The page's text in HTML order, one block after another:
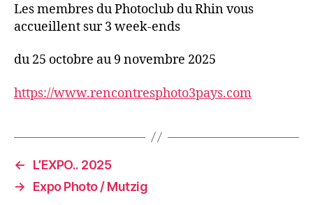
Les membres du Photoclub du Rhin vous
accueillent sur 3 week-ends
du 25 octobre au 9 novembre 2025
https://www.rencontresphoto3pays.com
←
L’EXPO.. 2025
→
Expo Photo / Mutzig